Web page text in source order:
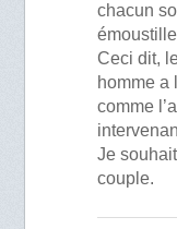
chacun
Ceci dit,
homme a
comme
Je
couple.